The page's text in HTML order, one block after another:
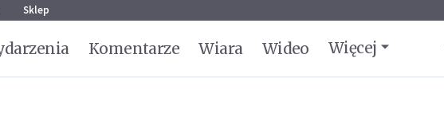
Sklep
Komentarze Wiara Wideo Więcej